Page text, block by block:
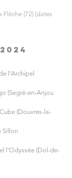
Flèche (72) (dates
l’Archipel
(Segré-en-Anjou
(Douvres-la-
Sillon
l’Odyssée (Dol-de-